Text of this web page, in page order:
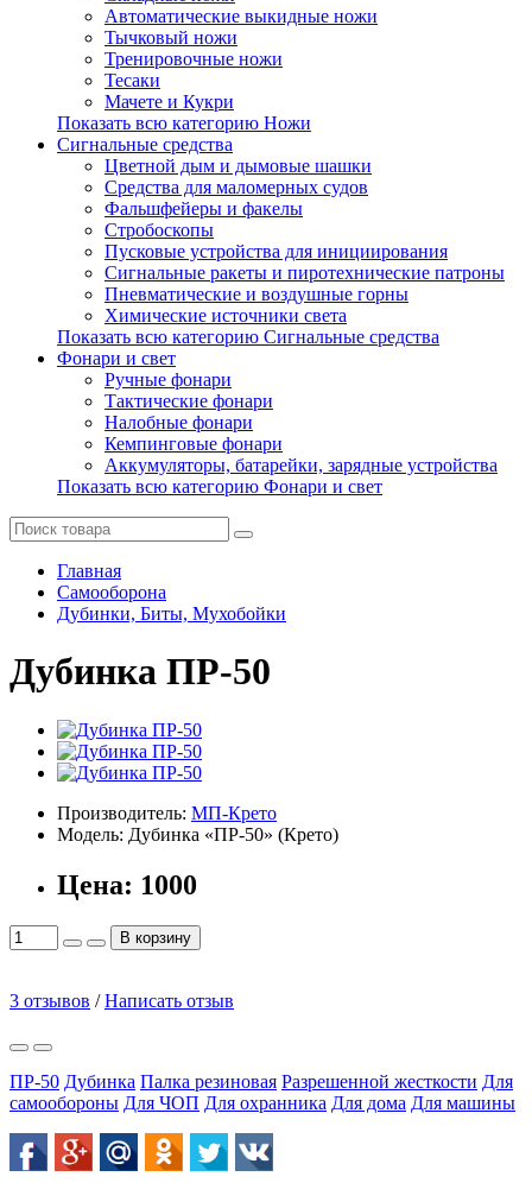
Автоматические выкидные ножи
Тычковый ножи
Тренировочные ножи
Тесаки
Мачете и Кукри
Показать всю категорию Ножи
Сигнальные средства
Цветной дым и дымовые шашки
Средства для маломерных судов
Фальшфейеры и факелы
Стробоскопы
Пусковые устройства для инициирования
Сигнальные ракеты и пиротехнические патроны
Пневматические и воздушные горны
Химические источники света
Показать всю категорию Сигнальные средства
Фонари и свет
Ручные фонари
Тактические фонари
Налобные фонари
Кемпинговые фонари
Аккумуляторы, батарейки, зарядные устройства
Показать всю категорию Фонари и свет
Главная
Самооборона
Дубинки, Биты, Мухобойки
Дубинка ПР-50
Производитель: МП-Крето
Модель: Дубинка «ПР-50» (Крето)
Цена: 1000
В корзину
3 отзывов /Написать отзыв
ПР-50 Дубинка Палка резиновая Разрешенной жесткости Для
самообороны Для ЧОП Для охранника Для дома Для машины